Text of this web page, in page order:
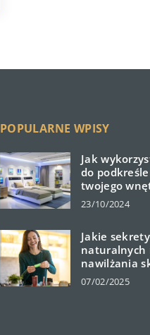
POPULARNE WPISY
Jak
do
twojego
23/10/2024
Jakie
naturalnych
nawilżania
07/02/2025